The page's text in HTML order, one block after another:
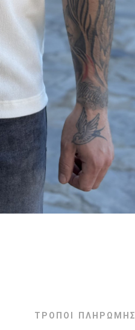
ΤΡΟΠΟΙ ΠΛΗΡΩΜΗΣ